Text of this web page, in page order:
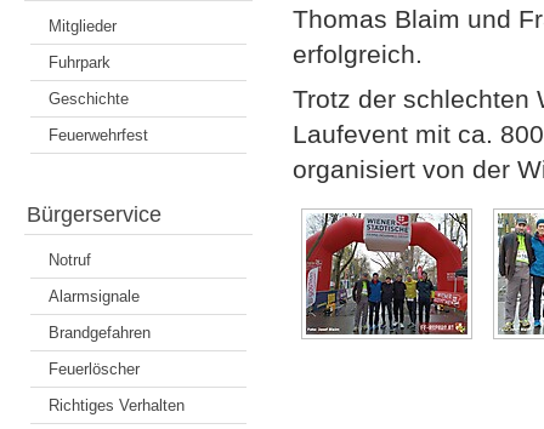
Mitglieder
Fuhrpark
Geschichte
Feuerwehrfest
Bürgerservice
Notruf
Alarmsignale
Brandgefahren
Feuerlöscher
Richtiges Verhalten
Thomas Blaim und
erfolgreich.
Trotz der schlechten
Laufevent mit ca.
organisiert von der